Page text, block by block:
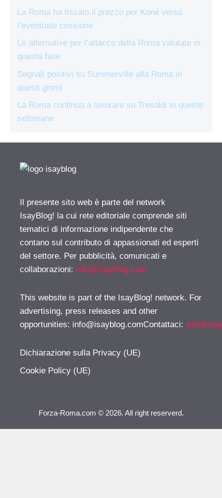
La Roma ha fissato il prezzo per Koné verso
l’eventuale cessione
Le alternative per l’attacco della Roma valutate in
questa fase
Segnali positivi su Summerville alla Roma in
questi giorni
La Roma continua a lavorare su Tresoldi in queste
settimane
Il presente sito web è parte del network
IsayBlog! la cui rete editoriale comprende siti
tematici di informazione indipendente che
contano sul contributo di appassionati ed esperti
del settore. Per pubblicità, comunicati e
collaborazioni: info@isayblog.com
This website is part of the IsayBlog! network. For
advertising, press releases and other
opportunities: info@isayblog.comContattaci:
Dichiarazione sulla Privacy (UE)
Cookie Policy (UE)
Forza-Roma.com © 2026. All right reserverd.